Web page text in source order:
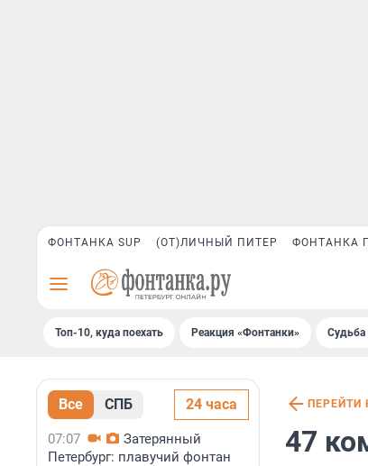
ФОНТАНКА SUP (ОТ)ЛИЧНЫЙ ПИТЕР ФОНТАНКА
Топ-10, куда поехать Реакция «Фонтанки»
Все СПБ 24 часа
07:07
Затерянный
Петербург: плавучий фонтан
ПЕРЕЙТИ
47